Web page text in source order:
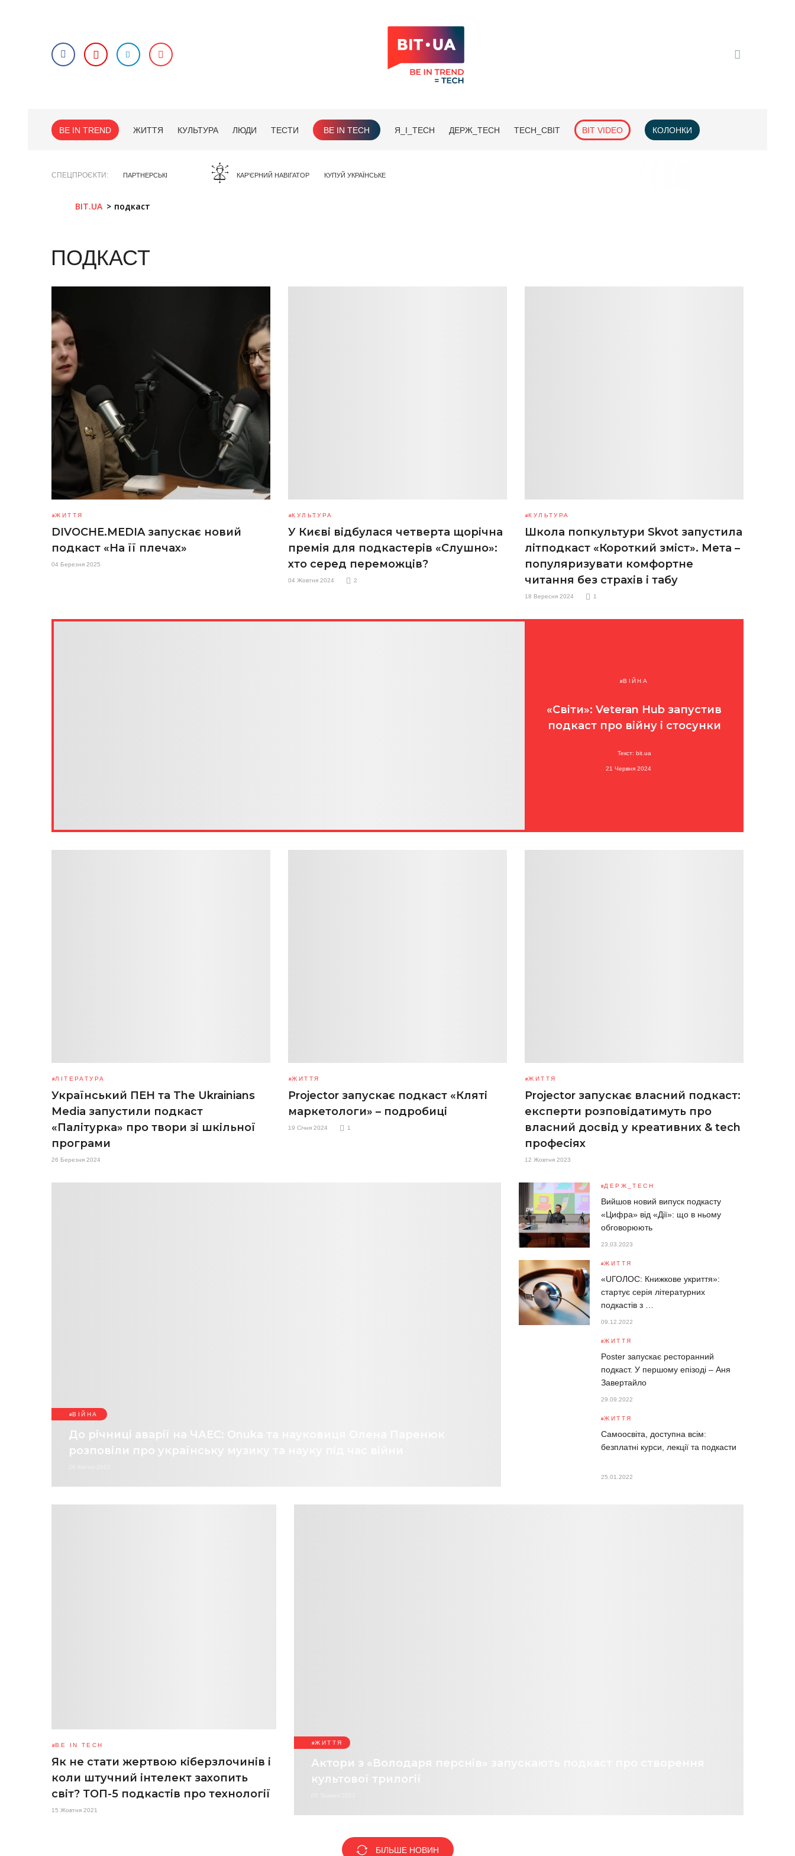
BE IN TREND ЖИТТЯ КУЛЬТУРА ЛЮДИ ТЕСТИ BE IN TECH Я_І_TECH ДЕРЖ_TECH TECH_СВІТ BIT VIDEO КОЛОНКИ
СПЕЦПРОЄКТИ ПАРТНЕРСЬКІ КАР'ЄРНИЙ НАВІГАТОР КУПУЙ УКРАЇНСЬКЕ
BIT.UA подкаст
ПОДКАСТ
ЖИТТЯ
DIVOCHE.MEDIA запускає новий
подкаст «На її плечах»
04 Березня 2025
КУЛЬТУРА
У Києві відбулася четверта щорічна
премія для подкастерів «Слушно»:
хто серед переможців?
04 Жовтня 2024 2
КУЛЬТУРА
Школа попкультури Skvot запустила
літподкаст «Короткий зміст». Мета –
популяризувати комфортне
читання без страхів і табу
18 Вересня 2024 1
ВІЙНА
«Світи»: Veteran Hub запустив
подкаст про війну і стосунки
Текст: bit.ua
21 Червня 2024
ЛІТЕРАТУРА
Український ПЕН та The Ukrainians
Media запустили подкаст
«Палітурка» про твори зі шкільної
програми
26 Березня 2024
ЖИТТЯ
Projector запускає подкаст «Кляті
маркетологи» – подробиці
19 Січня 2024 1
ЖИТТЯ
Projector запускає власний подкаст:
експерти розповідатимуть про
власний досвід у креативних & tech
професіях
12 Жовтня 2023
ВІЙНА
До річниці аварії на ЧАЕС: Onuka та науковиця Олена Паренюк
розповіли про українську музику та науку під час війни
ДЕРЖ_TECH
​​Вийшов новий випуск подкасту
«Цифра» від «Дії»: що в ньому
обговорюють
23.03.2023
ЖИТТЯ
«UГОЛОС: Книжкове укриття»:
стартує серія літературних
подкастів з …
09.12.2022
ЖИТТЯ
Poster запускає ресторанний
подкаст. У першому епізоді – Аня
Завертайло
29.09.2022
ЖИТТЯ
Самоосвіта, доступна всім:
безплатні курси, лекції та подкасти
25.01.2022
BE IN TECH
Як не стати жертвою кіберзлочинів і
коли штучний інтелект захопить
світ? ТОП-5 подкастів про технології
15 Жовтня 2021
ЖИТТЯ
Актори з «Володаря перснів» запускають подкаст про створення
культової трилогії
БІЛЬШЕ НОВИН